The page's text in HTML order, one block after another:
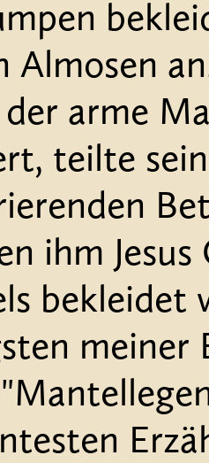
Almosen
arme
teilte
ihm
bekleidet
meiner